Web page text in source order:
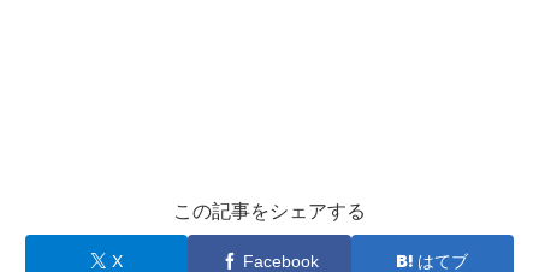
この記事をシェアする
X Facebook はてブ